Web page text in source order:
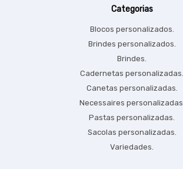
Categorias
Blocos personalizados.
Brindes personalizados.
Brindes.
Cadernetas personalizadas.
Canetas personalizadas.
Necessaires personalizadas.
Pastas personalizadas.
Sacolas personalizadas.
Variedades.